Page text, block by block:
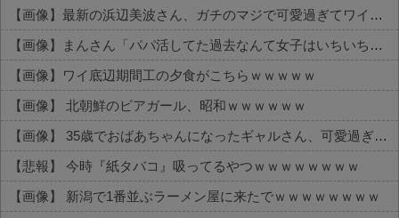
【画像】最新の浜辺美波さん、ガチのマジで可愛過ぎてワイらをドキドキさせてしまうw w w w w w w
【画像】まんさん「パパ活してた過去なんて女子はいちいち覚えてないから」
【画像】ワイ底辺期間工の夕食がこちらｗｗｗｗｗ
【画像】 北朝鮮のビアガール、昭和ｗｗｗｗｗｗ
【画像】 35歳でおばあちゃんになったギャルさん、可愛過ぎて嫉妬不可避w w w w w w w w w w w
【悲報】 今時『紙タバコ』吸ってるやつｗｗｗｗｗｗｗｗ
【画像】 新潟で1番並ぶラーメン屋に来たでｗｗｗｗｗｗｗｗ